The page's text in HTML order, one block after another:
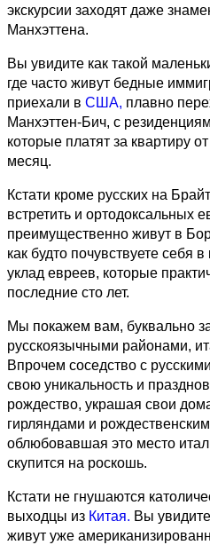
экскурсии заходят даже
Манхэттена.
Вы увидите как такой
где часто живут бедные
приехали в США, плавно
Манхэттен-Бич, с
которые платят за квартиру
месяц.
Кстати кроме русских на
встретить и ортодоксальных
преимущественно живут в
как будто почувствуете себя
уклад евреев, которые
последние сто лет.
Мы покажем вам, буквально
русскоязычными районами,
Впрочем соседство с
свою уникальность и
рождество, украшая свои
гирляндами и
облюбовавшая это место
скупится на роскошь.
Кстати не гнушаются
выходцы из Китая. Вы
живут уже